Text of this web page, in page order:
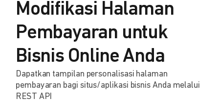
Modifikasi Halaman
Pembayaran untuk
Bisnis Online Anda
Dapatkan tampilan personalisasi halaman
pembayaran bagi situs/aplikasi bisnis Anda melalui
REST API